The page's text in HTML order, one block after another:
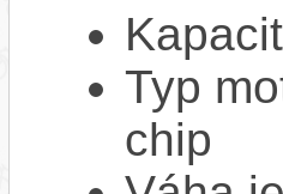
Typ
chip